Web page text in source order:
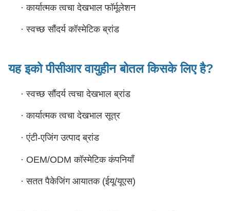
· कार्यात्मक त्वचा देखभाल फॉर्मूलेशन
· स्वच्छ सौंदर्य कॉस्मेटिक ब्रांड
यह इको पीसीआर वायुहीन बोतल किसके लिए है?
· स्वच्छ सौंदर्य त्वचा देखभाल ब्रांड
· कार्यात्मक त्वचा देखभाल सूत्र
· एंटी-एजिंग उत्पाद ब्रांड
· OEM/ODM कॉस्मेटिक कंपनियाँ
· सतत पैकेजिंग आयातक (ईयू/यूएस)